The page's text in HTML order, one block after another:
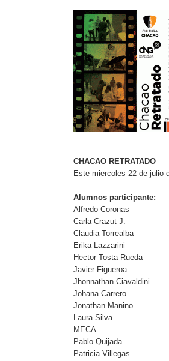
CHACAO RETRATADO
Este miercoles 22 de julio
Alumnos participante:
Alfredo Coronas
Carla Crazut J.
Claudia Torrealba
Erika Lazzarini
Hector Tosta Rueda
Javier Figueroa
Jhonnathan Ciavaldini
Johana Carrero
Jonathan Manino
Laura Silva
MECA
Pablo Quijada
Patricia Villegas